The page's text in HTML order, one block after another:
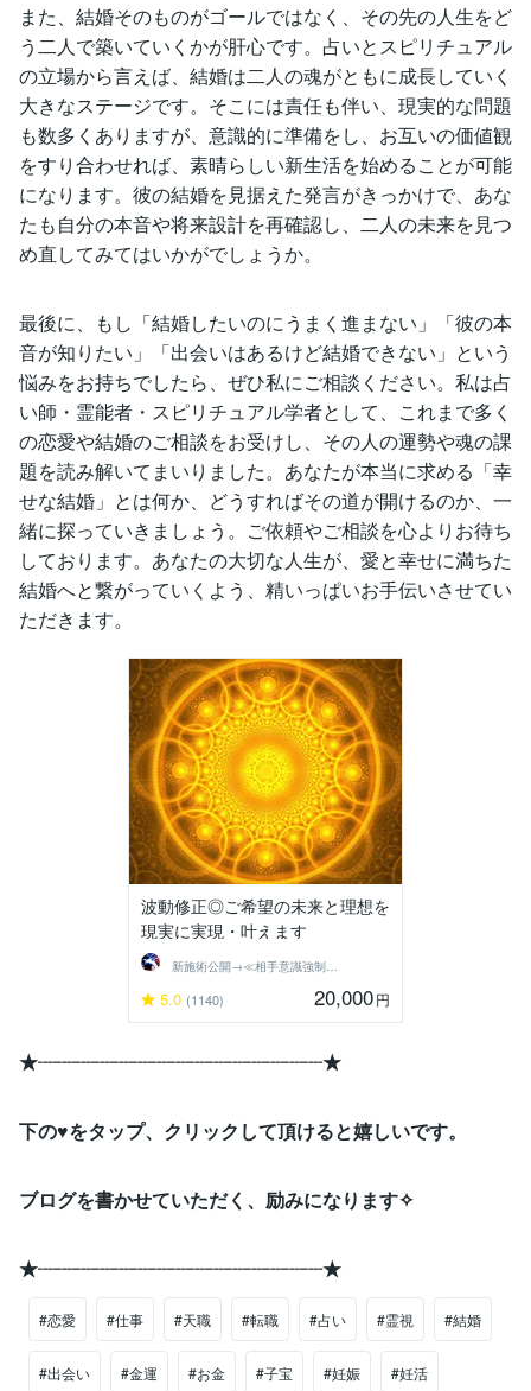
また、結婚そのものがゴールではなく、その先の人生をど
う二人で築いていくかが肝心です。占いとスピリチュアル
の立場から言えば、結婚は二人の魂がともに成長していく
大きなステージです。そこには責任も伴い、現実的な問題
も数多くありますが、意識的に準備をし、お互いの価値観
をすり合わせれば、素晴らしい新生活を始めることが可能
になります。彼の結婚を見据えた発言がきっかけで、あな
たも自分の本音や将来設計を再確認し、二人の未来を見つ
め直してみてはいかがでしょうか。
最後に、もし「結婚したいのにうまく進まない」「彼の本
音が知りたい」「出会いはあるけど結婚できない」という
悩みをお持ちでしたら、ぜひ私にご相談ください。私は占
い師・霊能者・スピリチュアル学者として、これまで多く
の恋愛や結婚のご相談をお受けし、その人の運勢や魂の課
題を読み解いてまいりました。あなたが本当に求める「幸
せな結婚」とは何か、どうすればその道が開けるのか、一
緒に探っていきましょう。ご依頼やご相談を心よりお待ち
しております。あなたの大切な人生が、愛と幸せに満ちた
結婚へと繋がっていくよう、精いっぱいお手伝いさせてい
ただきます。
波動修正◎ご希望の未来と理想を
現実に実現・叶えます
新施術公開→≪相手意識強制変化≫◆星桜龍
5.0 (1140) 20,000円
★┈┈┈┈┈┈┈┈┈┈┈┈┈┈┈★
下の♥をタップ、クリックして頂けると嬉しいです。
ブログを書かせていただく、励みになります✧
★┈┈┈┈┈┈┈┈┈┈┈┈┈┈┈★
#恋愛 #仕事 #天職 #転職 #占い #霊視 #結婚
#出会い #金運 #お金 #子宝 #妊娠 #妊活